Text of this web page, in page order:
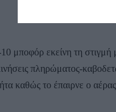
μποφόρ εκείνη τη στιγμή
πληρώματος-
καθώς το έπαιρνε ο